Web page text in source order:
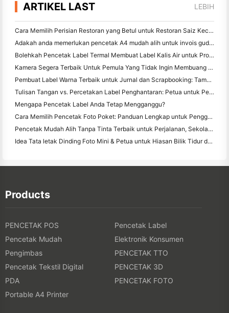
ARTIKEL LAST LEBIH
Cara Memilih Perisian Restoran yang Betul untuk Restoran Saiz Kecil atau Pertengahan Anda
Adakah anda memerlukan pencetak A4 mudah alih untuk invois gudang? Apa yang sebenarnya berfungsi
Bolehkah Pencetak Label Termal Membuat Label Kalis Air untuk Produk Perniagaan Kecil?
Kamera Segera Terbaik Untuk Pemula Yang Tidak Ingin Membuang Kertas
Pembuat Label Warna Terbaik untuk Jurnal dan Scrapbooking: Tambah Lebih Banyak Warna ke Setiap Halaman
Tulisan Tangan vs. Percetakan Label Penghantaran: Petua untuk Perniagaan Kecil pada 2026
Mengapa Pencetak Label Anda Tetap Mengganggu?
Cara Memilih Pencetak Foto Poket: Panduan Lengkap untuk Pengguna Jurnal, Perjalanan, dan iPhone
Pencetak Mudah Alih Tanpa Tinta Terbaik untuk Perjalanan, Sekolah, dan Kerja Mudah Alih: Hanin MT620 Pro Review
Idea Tata letak Dinding Foto Mini & Petua untuk Hiasan Bilik Tidur dan Asrama
Products
PENCETAK POS
Pencetak Label
Pencetak Mudah
Elektronik Konsumen
Pengimbas
PENCETAK TTO
Pencetak Tekstil Digital
PENCETAK 3D
PDA
PENCETAK FOTO
Portable A4 Printer